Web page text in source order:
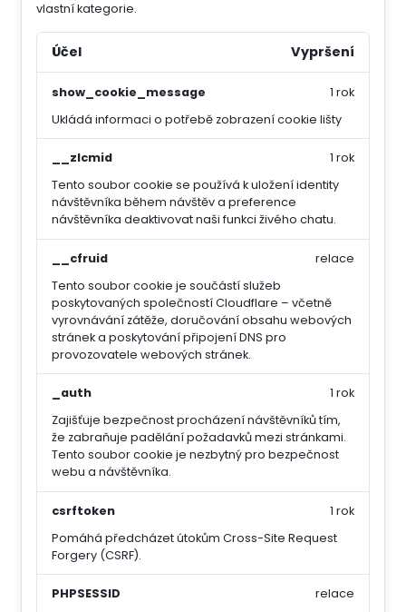
vlastní kategorie.
Účel Vypršení
show_cookie_message
Ukládá informaci o potřebě zobrazení cookie lišty
1 rok
__zlcmid
Tento soubor cookie se používá k uložení identity
návštěvníka během návštěv a preference
návštěvníka deaktivovat naši funkci živého chatu.
1 rok
__cfruid
Tento soubor cookie je součástí služeb
poskytovaných společností Cloudflare – včetně
vyrovnávání zátěže, doručování obsahu webových
stránek a poskytování připojení DNS pro
provozovatele webových stránek.
relace
_auth
Zajišťuje bezpečnost procházení návštěvníků tím,
že zabraňuje padělání požadavků mezi stránkami.
Tento soubor cookie je nezbytný pro bezpečnost
webu a návštěvníka.
1 rok
csrftoken
Pomáhá předcházet útokům Cross-Site Request
Forgery (CSRF).
1 rok
PHPSESSID
relace